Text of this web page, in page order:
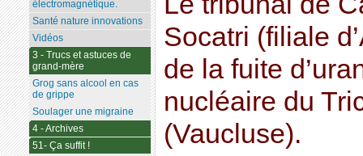
Socatri (filiale
de la fuite
nucléaire du
(Vaucluse).
électromagnétique.
Santé nature innovations
Vidéos
3 - Trucs et astuces de
grand-mère
Grog sans alcool en cas
de grippe
Soulager une migraine
4 - Archives
51- Ça suffit !